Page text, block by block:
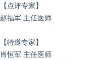
【点评专家】
赵福军 主任医师
【特邀专家】
肖恒军 主任医师